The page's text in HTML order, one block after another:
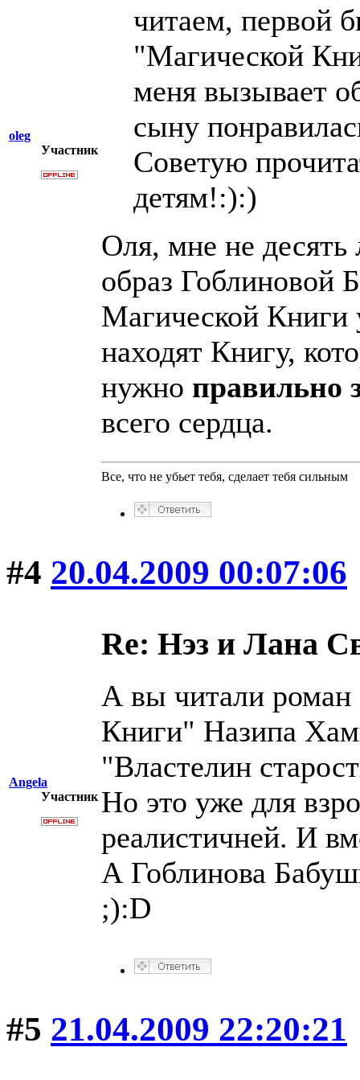
oleg
Участник
читаем, первой
"Магической
меня вызывает
сыну
Советую
детям!:):)
Оля, мне не десять
образ Гоблиновой
Магической Книги
находят Книгу,
нужно правильно
всего сердца.
Все, что не убьет тебя, сделает тебя сильным
#4 20.04.2009 00:07:06
Angela
Участник
Re: Нэз и Лана
А вы читали роман
Книги" Назипа
"Властелин
Но это уже для
реалистичней. И
А Гоблинова
;):D
#5 21.04.2009 22:20:21